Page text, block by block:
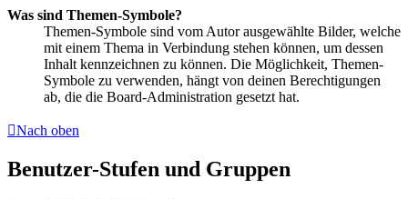
Was sind Themen-Symbole?
Themen-Symbole sind vom Autor ausgewählte Bilder, welche
mit einem Thema in Verbindung stehen können, um dessen
Inhalt kennzeichnen zu können. Die Möglichkeit, Themen-
Symbole zu verwenden, hängt von deinen Berechtigungen
ab, die die Board-Administration gesetzt hat.
Nach oben
Benutzer-Stufen und Gruppen